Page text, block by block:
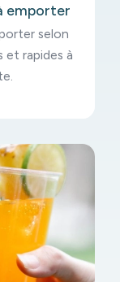
emporter
selon
et rapides à